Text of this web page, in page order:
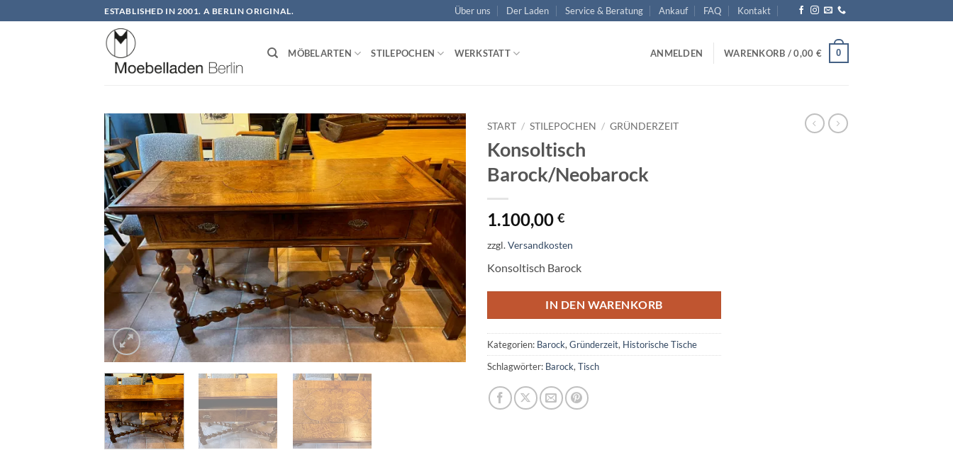
Inhalt
ESTABLISHED IN 2001. A BERLIN ORIGINAL. Über uns Der Laden Service & Beratung Ankauf FAQ Kontakt
MÖBELARTEN STILEPOCHEN WERKSTATT ANMELDEN WARENKORB /0,00 € 0
Auf die
Wunschliste
START / STILEPOCHEN / GRÜNDERZEIT
Konsoltisch
Barock/Neobarock
1.100,00 €
zzgl.Versandkosten
Konsoltisch Barock
IN DEN WARENKORB
Kategorien: Barock,Gründerzeit, Historische Tische
Schlagwörter: Barock,Tisch